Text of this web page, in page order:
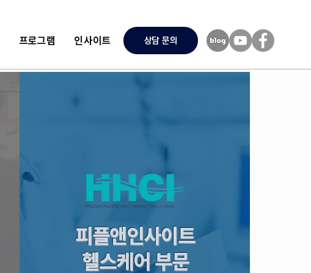
프로그램 인사이트 상담 문의
피플앤인사이트
​헬스케어 부문